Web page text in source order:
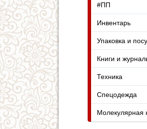
#ПП
Инвентарь
Упаковка и
Книги и
Техника
Спецодежда
Молекулярная